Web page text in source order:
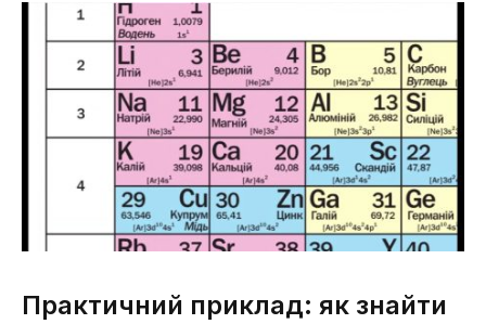
Практичний приклад: як знайти